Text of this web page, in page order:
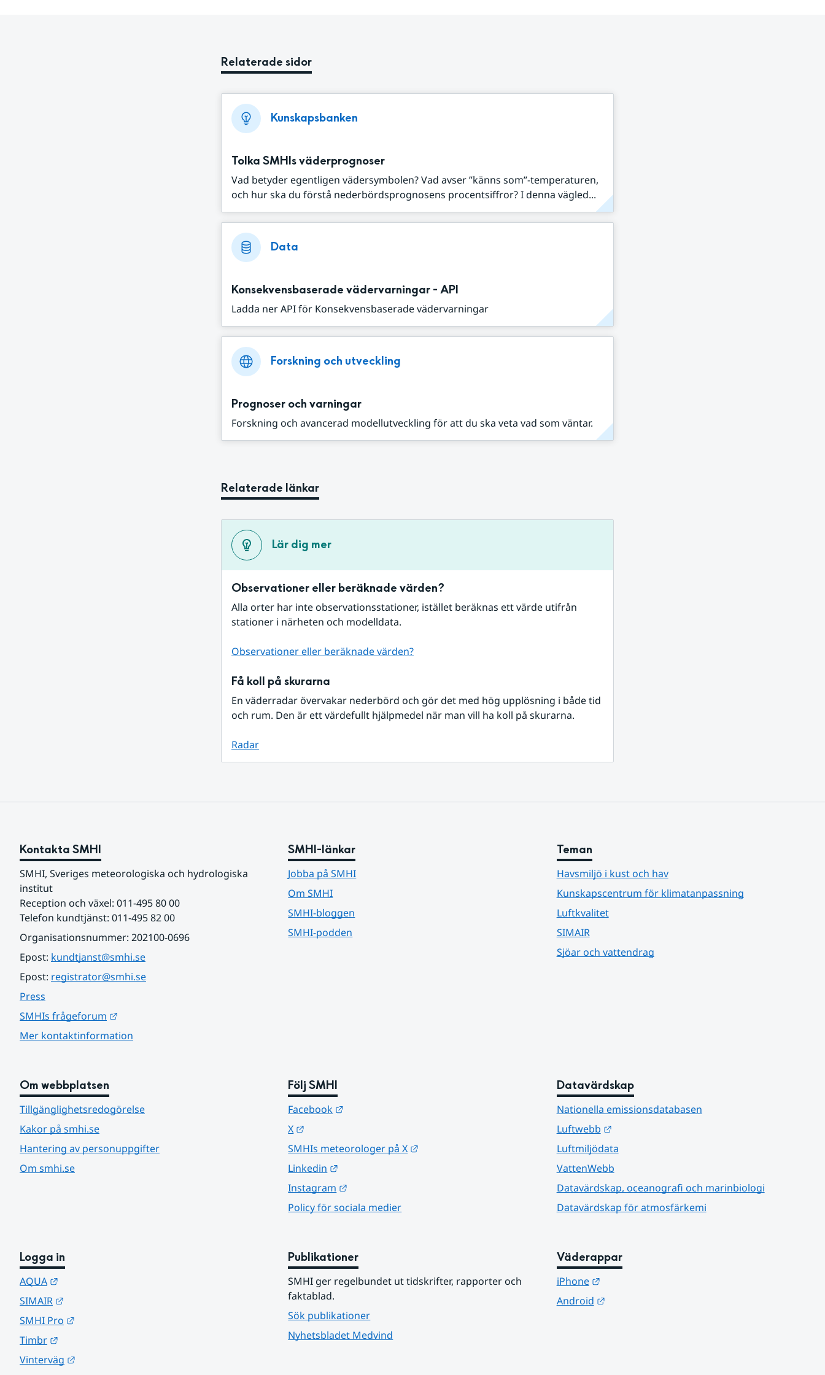
Relaterade sidor
Kunskapsbanken
Tolka SMHIs väderprognoser
Vad betyder egentligen vädersymbolen? Vad avser ”känns som”-temperaturen,
och hur ska du förstå nederbördsprognosens procentsiffror? I denna vägled...
Data
Konsekvensbaserade vädervarningar - API
Ladda ner API för Konsekvensbaserade vädervarningar
Forskning och utveckling
Prognoser och varningar
Forskning och avancerad modellutveckling för att du ska veta vad som väntar.
Relaterade länkar
Lär dig mer
Observationer eller beräknade värden?
Alla orter har inte observationsstationer, istället beräknas ett värde utifrån
stationer i närheten och modelldata.
Observationer eller beräknade värden?
Få koll på skurarna
En väderradar övervakar nederbörd och gör det med hög upplösning i både tid
och rum. Den är ett värdefullt hjälpmedel när man vill ha koll på skurarna.
Radar
Kontakta SMHI
SMHI, Sveriges meteorologiska och hydrologiska
institut
Reception och växel: 011-495 80 00
Telefon kundtjänst: 011-495 82 00
Organisationsnummer: 202100-0696
Epost: kundtjanst@smhi.se
Epost: registrator@smhi.se
Press
SMHIs frågeforum
Mer kontaktinformation
SMHI-länkar
Jobba på SMHI
Om SMHI
SMHI-bloggen
SMHI-podden
Teman
Havsmiljö i kust och hav
Kunskapscentrum för klimatanpassning
Luftkvalitet
SIMAIR
Sjöar och vattendrag
Om webbplatsen
Tillgänglighetsredogörelse
Kakor på smhi.se
Hantering av personuppgifter
Om smhi.se
Följ SMHI
Facebook
X
SMHIs meteorologer på X
Linkedin
Instagram
Policy för sociala medier
Datavärdskap
Nationella emissionsdatabasen
Luftwebb
Länk till annan webbplats.
Luftmiljödata
VattenWebb
Datavärdskap, oceanografi och marinbiologi
Datavärdskap för atmosfärkemi
Logga in
AQUA
SIMAIR
SMHI Pro
Timbr
Vinterväg
Publikationer
SMHI ger regelbundet ut tidskrifter, rapporter och
faktablad.
Sök publikationer
Nyhetsbladet Medvind
Väderappar
iPhone
Länk till annan webbplats.
Android
Länk till annan webbplats.